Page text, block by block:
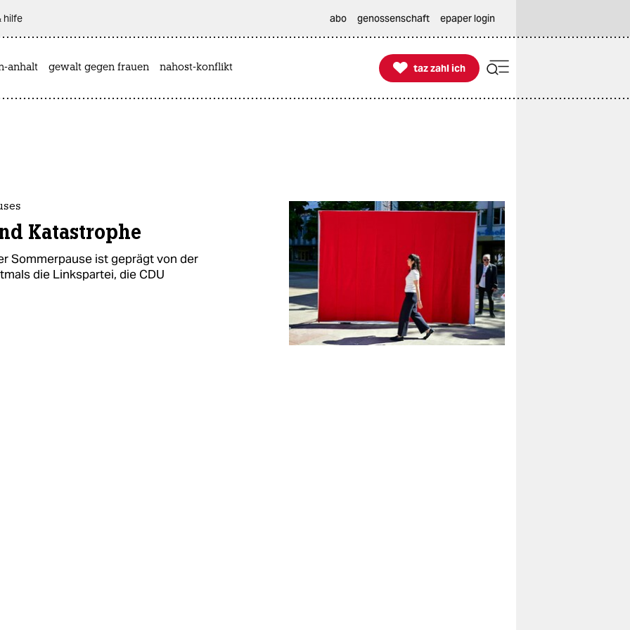
hilfe abo genossenschaft epaper login
anhalt gewalt gegen frauen nahost-konflikt 
taz zahl ich
taz zahl ich
Katastrophe
Sommerpause ist geprägt von der
die Linkspartei, die CDU